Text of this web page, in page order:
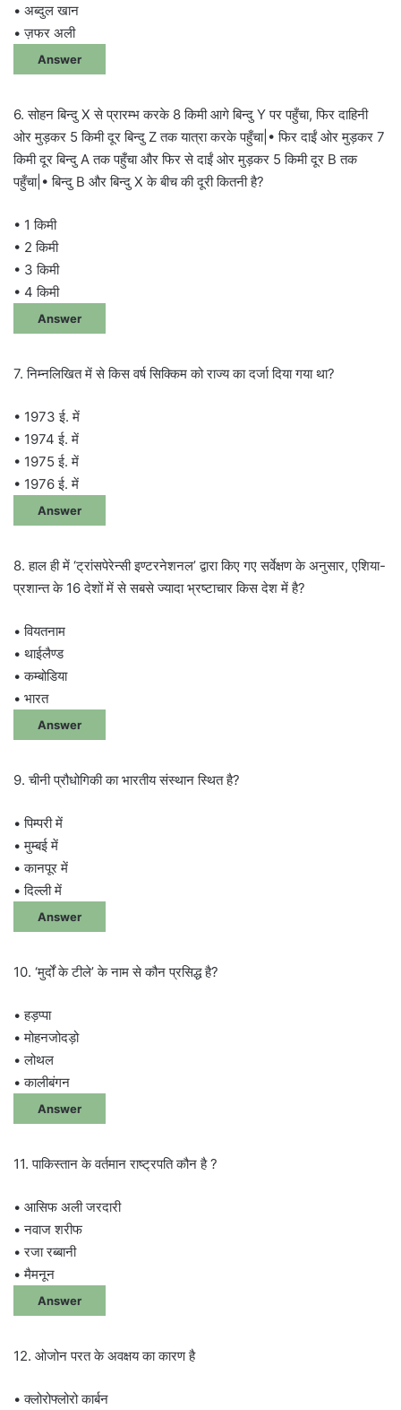
• अब्दुल खान
• ज़फर अली
Answer
6. सोहन बिन्दु X से प्रारम्भ करके 8 किमी आगे बिन्दु Y पर पहुँचा, फिर दाहिनी
ओर मुड़कर 5 किमी दूर बिन्दु Z तक यात्रा करके पहुँचा|• फिर दाईं ओर मुड़कर 7
किमी दूर बिन्दु A तक पहुँचा और फिर से दाईं ओर मुड़कर 5 किमी दूर B तक
पहुँचा|• बिन्दु B और बिन्दु X के बीच की दूरी कितनी है?
• 1 किमी
• 2 किमी
• 3 किमी
• 4 किमी
Answer
7. निम्नलिखित में से किस वर्ष सिक्किम को राज्य का दर्जा दिया गया था?
• 1973 ई. में
• 1974 ई. में
• 1975 ई. में
• 1976 ई. में
Answer
8. हाल ही में ‘ट्रांसपेरेन्सी इण्टरनेशनल’ द्वारा किए गए सर्वेक्षण के अनुसार, एशिया-
प्रशान्त के 16 देशों में से सबसे ज्यादा भ्रष्टाचार किस देश में है?
• वियतनाम
• थाईलैण्ड
• कम्बोडिया
• भारत
Answer
9. चीनी प्रौधोगिकी का भारतीय संस्थान स्थित है?
• पिम्परी में
• मुम्बई में
• कानपूर में
• दिल्ली में
Answer
10. ‘मुर्दों के टीले’ के नाम से कौन प्रसिद्ध है?
• हड़प्पा
• मोहनजोदड़ो
• लोथल
• कालीबंगन
Answer
11. पाकिस्तान के वर्तमान राष्ट्रपति कौन है ?
• आसिफ अली जरदारी
• नवाज शरीफ
• रजा रब्बानी
• मैमनून
Answer
12. ओजोन परत के अवक्षय का कारण है
• क्लोरोफ्लोरो कार्बन